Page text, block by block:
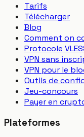
Tarifs
Télécharger
Blog
Comment on
Protocole
VPN sans
VPN pour le
Outils de
Jeu-concours
Payer en
Plateformes